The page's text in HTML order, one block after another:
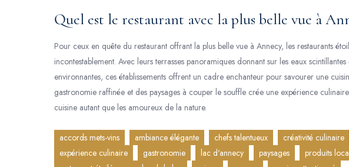
Quel est le restaurant avec la plus belle vue à
Pour ceux en quête du restaurant offrant la plus belle vue à Annecy, les restaurants
incontestablement. Avec leurs terrasses panoramiques donnant sur les eaux
environnantes, ces établissements offrent un cadre enchanteur pour savourer une
gastronomie raffinée et des paysages à couper le souffle crée une expérience
cuisine autant que les amoureux de la nature.
accords mets-vins ambiance élégante chefs talentueux créativité culinaire
expérience culinaire
gastronomie lac d'annecy paysages
produits